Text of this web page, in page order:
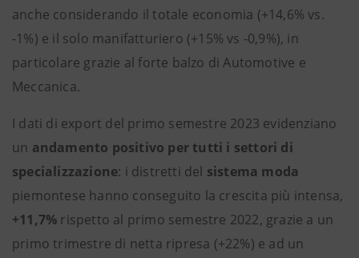
anche considerando il totale economia (+14,6% vs.
-1%) e il solo manifatturiero (+15% vs -0,9%), in
particolare grazie al forte balzo di Automotive e
Meccanica.
I dati di export del primo semestre 2023 evidenziano
un andamento positivo per tutti i settori di
specializzazione: i distretti del sistema moda
piemontese hanno conseguito la crescita più intensa,
+11,7% rispetto al primo semestre 2022, grazie a un
primo trimestre di netta ripresa (+22%) e ad un